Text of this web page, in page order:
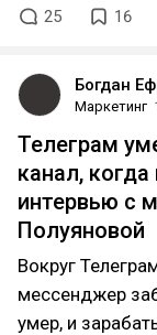
25 16
Богдан
Маркетинг
Телеграм
канал,
интервью с
Полуяновой
Вокруг
мессенджер
умер, и